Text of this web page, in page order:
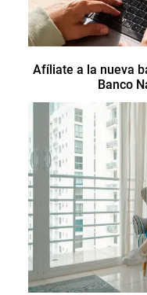
Afíliate a la nueva
Banco